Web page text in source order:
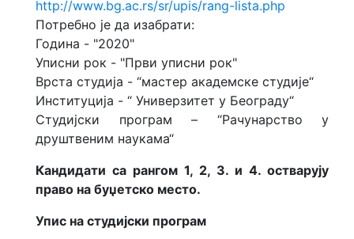
http://www.bg.ac.rs/sr/upis/rang-lista.php
Потребно је да изабрати:
Година - "2020"
Уписни рок - "Први уписни рок"
Врста студија - “мастер академске студије“
Институција - “ Универзитет у Београду“
Студијски програм – “Рачунарство у
друштвеним наукама“
Кандидати са рангом 1, 2, 3. и 4. остварују
право на буџетско место.
Упис на студијски програм